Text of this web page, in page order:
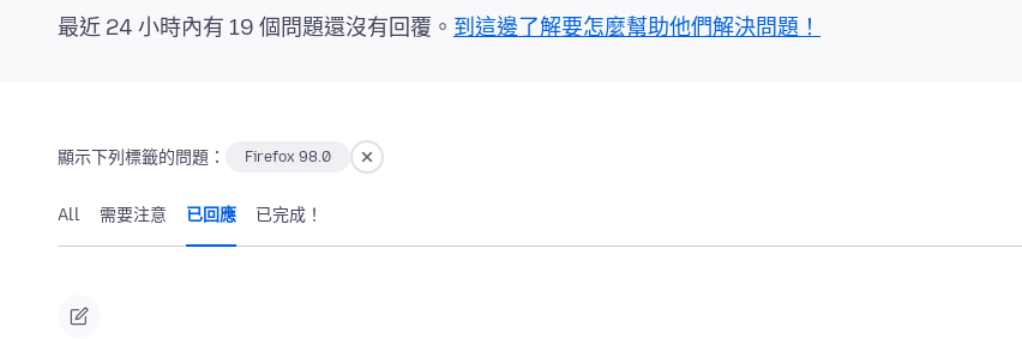
最近 24 小時內有 19 個問題還沒有回覆。 到這邊了解要怎麼幫助他們解決問題！
顯示下列標籤的問題： Firefox 98.0
All 需要注意 已回應 已完成！